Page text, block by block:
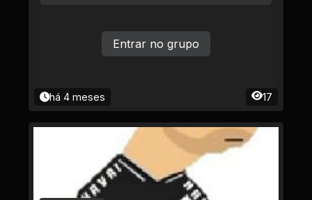
há 4 meses 17
Entrar no grupo